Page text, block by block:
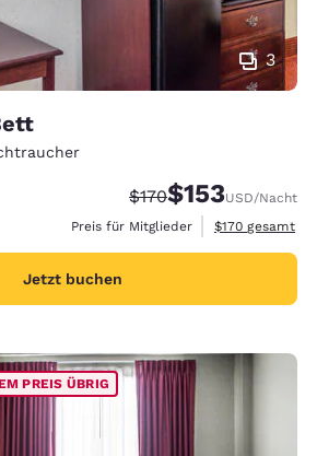
3
Durchgestrichener
$170Vergünstigter
$153USD/Nacht
Preis für Mitglieder
Geschätzte
$170 gesamt
Jetzt buchen
PREIS ÜBRIG